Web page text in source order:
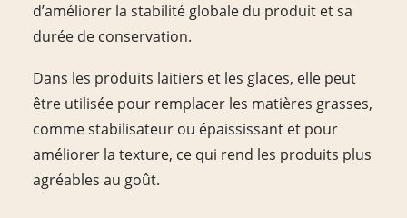
d’améliorer la stabilité globale du produit et sa
durée de conservation.
Dans les produits laitiers et les glaces, elle peut
être utilisée pour remplacer les matières grasses,
comme stabilisateur ou épaississant et pour
améliorer la texture, ce qui rend les produits plus
agréables au goût.